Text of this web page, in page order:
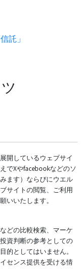
託」
開しているウェブサイ
でXやfacebookなどのソ
ます）ならびにウエル
サイトの閲覧、ご利用
いいたします。
どの比較検索、マーケ
資判断の参考としての
的としてはいません。
センス提供を受ける情